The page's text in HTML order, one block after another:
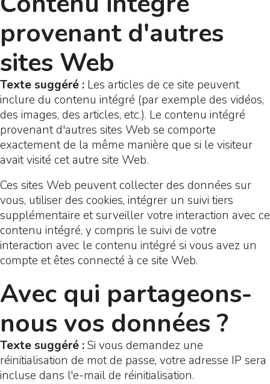
provenant d'autres
sites Web
Texte suggéré : Les articles de ce site peuvent
inclure du contenu intégré (par exemple des vidéos,
des images, des articles, etc.). Le contenu intégré
provenant d'autres sites Web se comporte
exactement de la même manière que si le visiteur
avait visité cet autre site Web.
Ces sites Web peuvent collecter des données sur
vous, utiliser des cookies, intégrer un suivi tiers
supplémentaire et surveiller votre interaction avec ce
contenu intégré, y compris le suivi de votre
interaction avec le contenu intégré si vous avez un
compte et êtes connecté à ce site Web.
Avec qui partageons-
nous vos données ?
Texte suggéré :Si vous demandez une
réinitialisation de mot de passe, votre adresse IP sera
incluse dans l'e-mail de réinitialisation.